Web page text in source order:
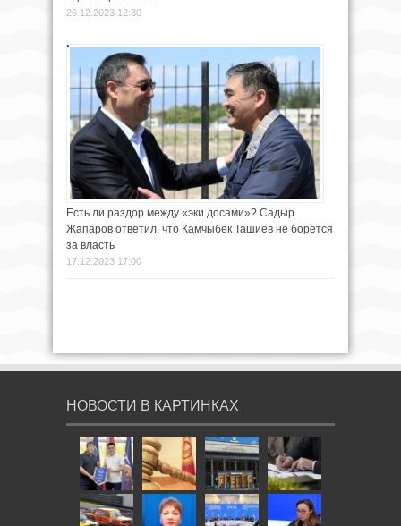
26.12.2023 12:30
Есть ли раздор между «эки досами»? Садыр
Жапаров ответил, что Камчыбек Ташиев не борется
за власть
17.12.2023 17:00
НОВОСТИ В КАРТИНКАХ